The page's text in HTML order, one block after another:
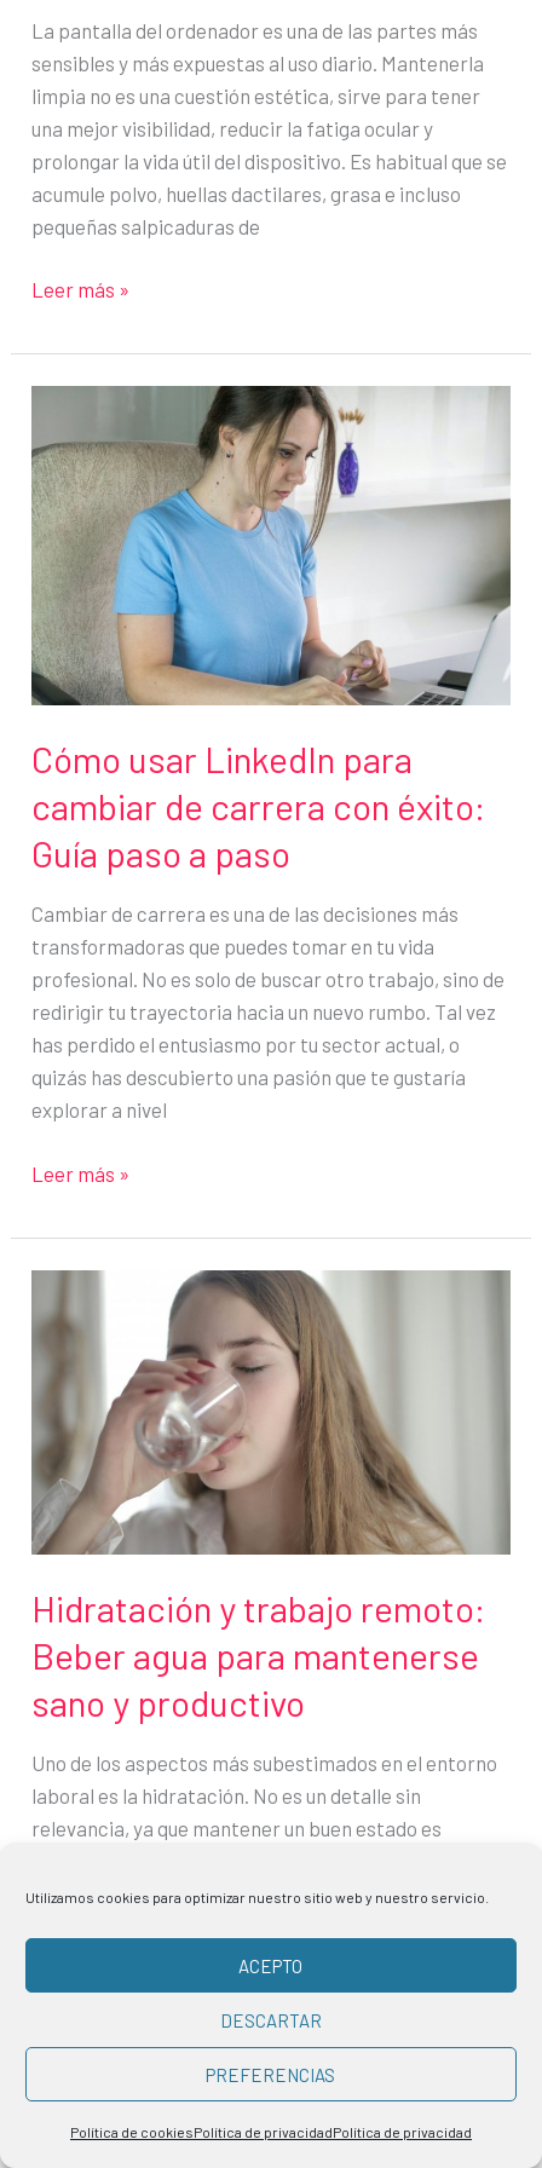
Utilizamos cookies para optimizar nuestro sitio web y nuestro servicio.
ACEPTO
DESCARTAR
PREFERENCIAS
Política de cookiesPolítica de privacidadPolítica de privacidad
La pantalla del ordenador es una de las partes más
sensibles y más expuestas al uso diario. Mantenerla
limpia no es una cuestión estética, sirve para tener
una mejor visibilidad, reducir la fatiga ocular y
prolongar la vida útil del dispositivo. Es habitual que se
acumule polvo, huellas dactilares, grasa e incluso
pequeñas salpicaduras de
Cómo
la
pantalla
ordenador
correctamente
Leer más »
Cómo usar LinkedIn para
cambiar de carrera con éxito:
Guía paso a paso
Cambiar de carrera es una de las decisiones más
transformadoras que puedes tomar en tu vida
profesional. No es solo de buscar otro trabajo, sino de
redirigir tu trayectoria hacia un nuevo rumbo. Tal vez
has perdido el entusiasmo por tu sector actual, o
quizás has descubierto una pasión que te gustaría
explorar a nivel
Cómo
LinkedIn
para
éxito:
Guía
paso
a
Leer más »
Hidratación y trabajo remoto:
Beber agua para mantenerse
sano y productivo
Uno de los aspectos más subestimados en el entorno
laboral es la hidratación. No es un detalle sin
relevancia, ya que mantener un buen estado es
la mente. Muchas personas beben menos agua cuando
una oficina. Las razones van
y